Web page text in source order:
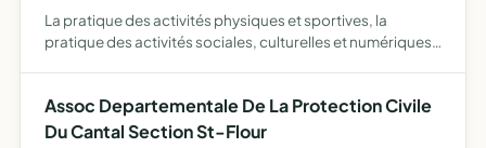
La pratique des activités physiques et sportives, la
pratique des activités sociales, culturelles et numériques,
Assoc Departementale De La Protection Civile
Du Cantal Section St-Flour